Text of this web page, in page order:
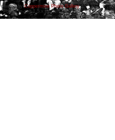
byCoppermine Photo Gallery
Ported to cpg 1.5.x by Jeff Bailey